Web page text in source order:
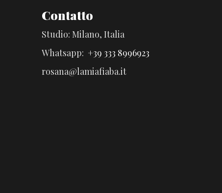
Contatto
Studio: Milano, Italia
Whatsapp: +39 333 8996923
rosana@lamiafiaba.it